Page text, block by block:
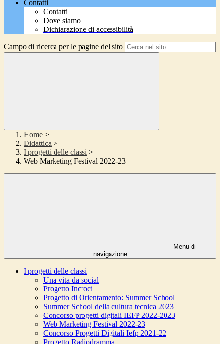
Contatti
Contatti
Dove siamo
Dichiarazione di accessibilità
Campo di ricerca per le pagine del sito
Home >
Didattica >
I progetti delle classi >
Web Marketing Festival 2022-23
Menu di
navigazione
I progetti delle classi
Una vita da social
Progetto Incroci
Progetto di Orientamento: Summer School
Summer School della cultura tecnica 2023
Concorso progetti digitali IEFP 2022-2023
Web Marketing Festival 2022-23
Concorso Progetti Digitali Iefp 2021-22
Progetto Radiodramma